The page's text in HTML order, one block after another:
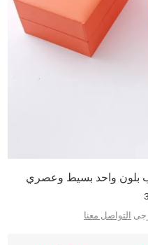
3
التواصل معنا